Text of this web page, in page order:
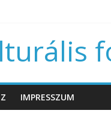
IMPRESSZUM